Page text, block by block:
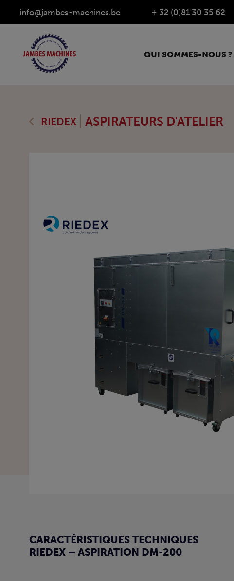
info@jambes-machines.be + 32 (0)81 30 35 62
QUI SOMMES-NOUS ?
RIEDEX ASPIRATEURS D'ATELIER
CARACTÉRISTIQUES TECHNIQUES
RIEDEX – ASPIRATION DM-200